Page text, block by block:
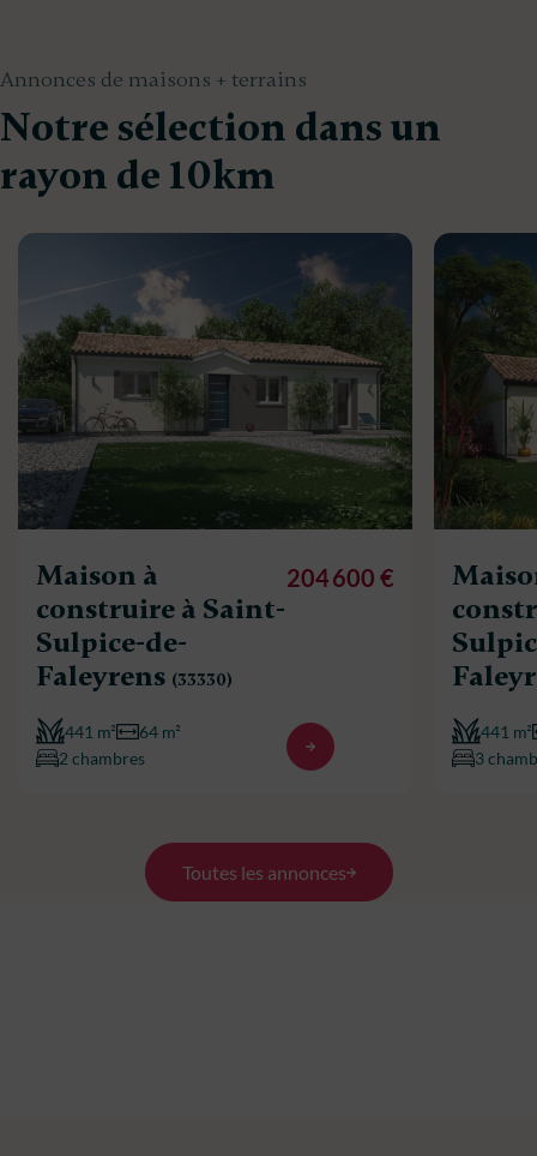
Annonces de maisons + terrains
Notre sélection dans un
rayon de 10km
Maison à
construire à Saint-
Sulpice-de-
Faleyrens (33330)
441 m²
64 m²
2 chambres
204 600 €
441 m²
3
Toutes les annonces